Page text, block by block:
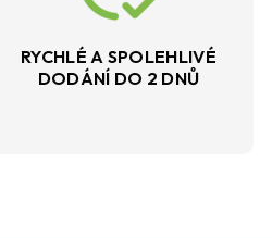
RYCHLÉ A SPOLEHLIVÉ
DODÁNÍ DO 2 DNŮ